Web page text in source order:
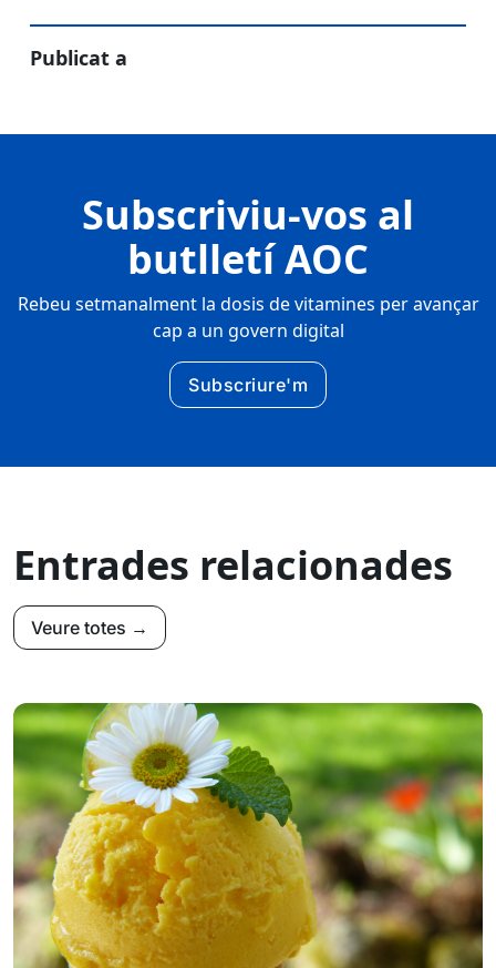
Publicat a
Subscriviu-vos al
butlletí AOC
Rebeu setmanalment la dosis de vitamines per avançar
cap a un govern digital
Subscriure'm
Entrades relacionades
Veure totes →